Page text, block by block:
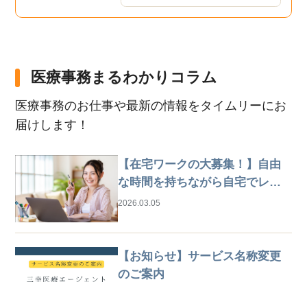
医療事務まるわかりコラム
医療事務のお仕事や最新の情報をタイムリーにお
届けします！
【在宅ワークの大募集！】自由
な時間を持ちながら自宅でレセ
プト業務
2026.03.05
【お知らせ】サービス名称変更
のご案内